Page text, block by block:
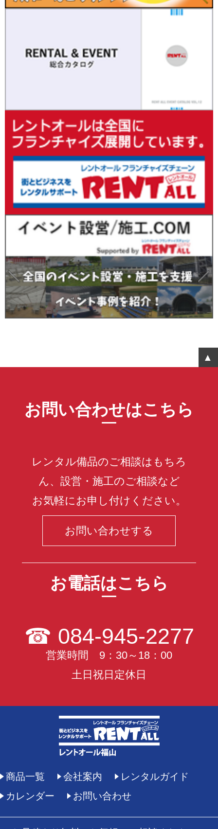
お問い合わせはこちら
レンタル備品のご相談はもちろ
ん、設営・施工のご相談など
お気軽にお申し付けください。
お問い合わせする
お電話はこちら
☎ 084-945-2277
営業時間 9：30～18：00
土日祝日定休日
商品一覧 会社案内
レンタルガイド
カレンダー
お問い合わせ